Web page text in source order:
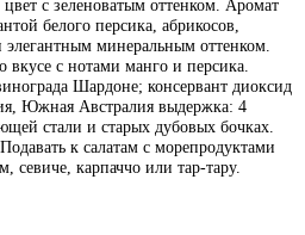
с зеленоватым оттенком. Аромат
белого персика, абрикосов,
минеральным оттенком.
с нотами манго и персика.
Шардоне; консервант диоксид
Южная Австралия выдержка: 4
стали и старых дубовых бочках.
к салатам с морепродуктами
севиче, карпаччо или тар-тару.